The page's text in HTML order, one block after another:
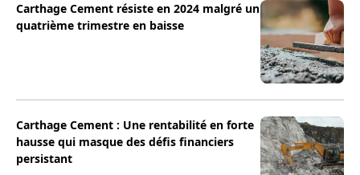
Carthage Cement résiste en 2024 malgré un
quatrième trimestre en baisse
Carthage Cement : Une rentabilité en forte
hausse qui masque des défis financiers
persistant